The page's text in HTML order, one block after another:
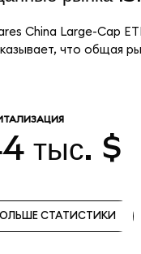
China Large-Cap
что общая
тыс. $
СТАТИСТИКИ